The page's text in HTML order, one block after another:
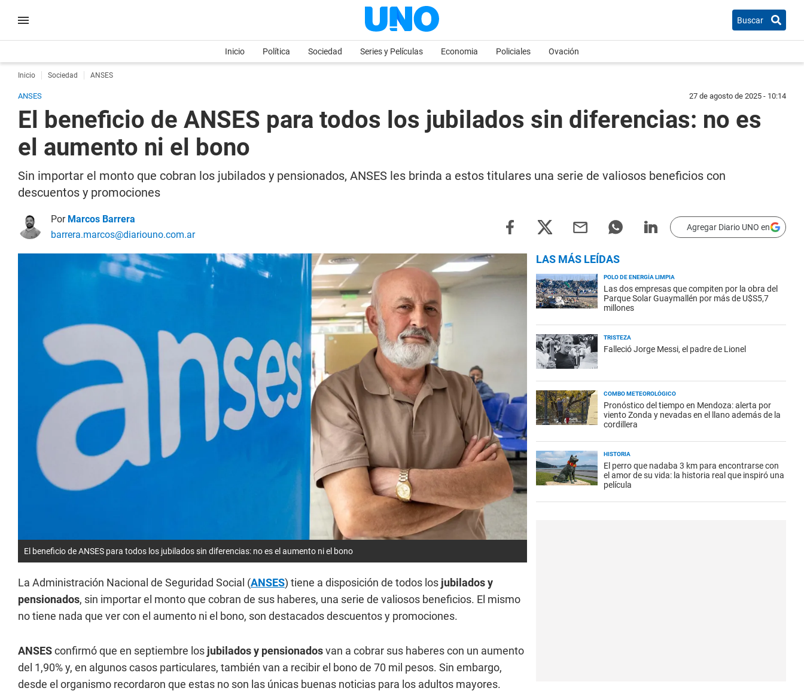
Buscar
Inicio Política Sociedad Series y Películas Economia Policiales Ovación
Inicio Sociedad ANSES
ANSES 27 de agosto de 2025 - 10:14
El beneficio de ANSES para todos los jubilados sin diferencias: no es
el aumento ni el bono
Sin importar el monto que cobran los jubilados y pensionados, ANSES les brinda a estos titulares una serie de valiosos beneficios con
descuentos y promociones
Por Marcos Barrera
barrera.marcos@diariouno.com.ar
Agregar Diario UNO en
El beneficio de ANSES para todos los jubilados sin diferencias: no es el aumento ni el bono
La Administración Nacional de Seguridad Social (ANSES) tiene a disposición de todos los jubilados y
pensionados, sin importar el monto que cobran de sus haberes, una serie de valiosos beneficios. El mismo
no tiene nada que ver con el aumento ni el bono, son destacados descuentos y promociones.
ANSESconfirmó que en septiembre los jubilados y pensionadosvan a cobrar sus haberes con un aumento
del 1,90% y, en algunos casos particulares, también van a recibir el bono de 70 mil pesos. Sin embargo,
desde el organismo recordaron que estas no son las únicas buenas noticias para los adultos mayores.
LAS MÁS LEÍDAS
POLO DE ENERGÍA LIMPIA
Las dos empresas que compiten por la obra del
Parque Solar Guaymallén por más de U$S5,7
millones
TRISTEZA
Falleció Jorge Messi, el padre de Lionel
COMBO METEOROLÓGICO
Pronóstico del tiempo en Mendoza: alerta por
viento Zonda y nevadas en el llano además de la
cordillera
HISTORIA
El perro que nadaba 3 km para encontrarse con
el amor de su vida: la historia real que inspiró una
película